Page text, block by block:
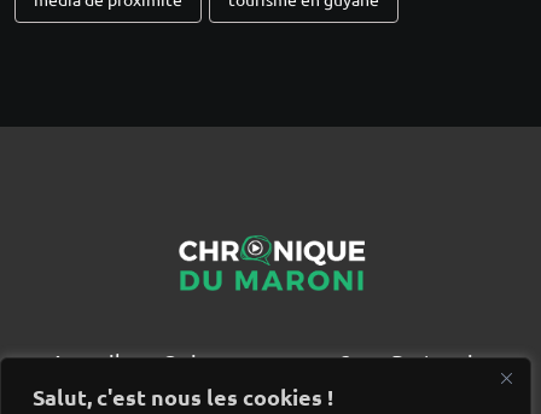
Salut, c'est nous les cookies !
Accueil Qui sommes nous ?
Partenaires
Contact